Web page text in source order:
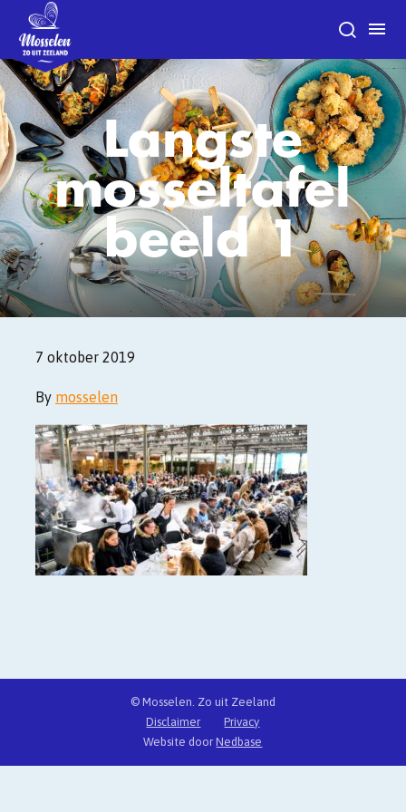
Langste
mosseltafel
beeld 1
7 oktober 2019
By mosselen
© Mosselen. Zo uit Zeeland
Disclaimer
Privacy
Website doorNedbase